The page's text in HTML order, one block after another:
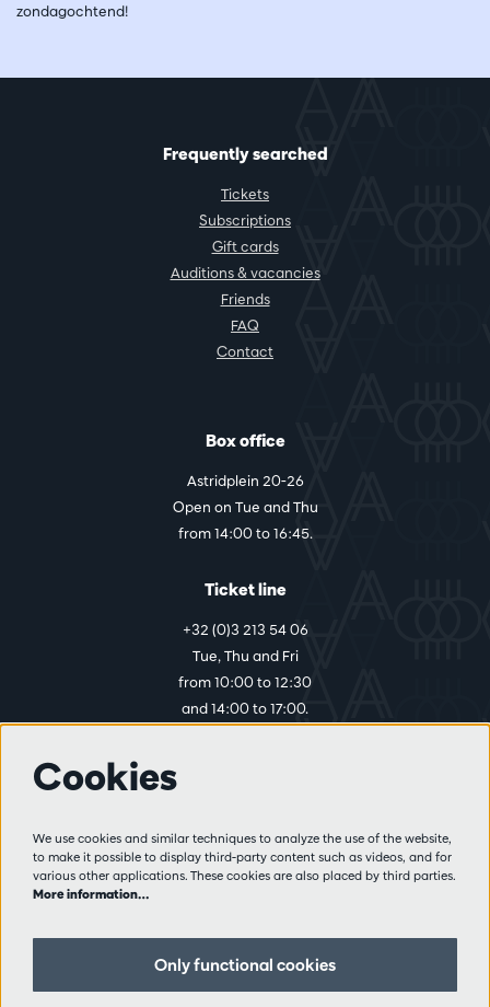
zondagochtend!
Frequently searched
Tickets
Subscriptions
Gift cards
Auditions & vacancies
Friends
FAQ
Contact
Box office
Astridplein 20-26
Open on Tue and Thu
from 14:00 to 16:45.
Ticket line
+32 (0)3 213 54 06
Tue, Thu and Fri
from 10:00 to 12:30
and 14:00 to 17:00.
Visitor rules
Privacy
Partners
Cookies
We use cookies and similar techniques to analyze the use of the website,
to make it possible to display third-party content such as videos, and for
various other applications. These cookies are also placed by third parties.
More information…
Only functional cookies